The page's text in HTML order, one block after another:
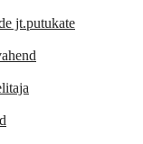
jt.putukate